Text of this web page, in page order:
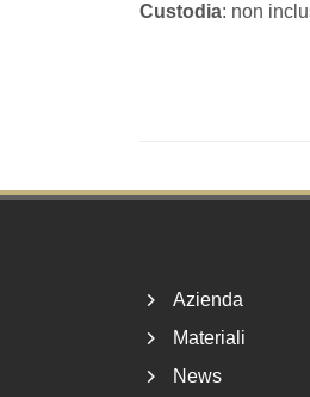
Custodia: non
Azienda
Materiali
News